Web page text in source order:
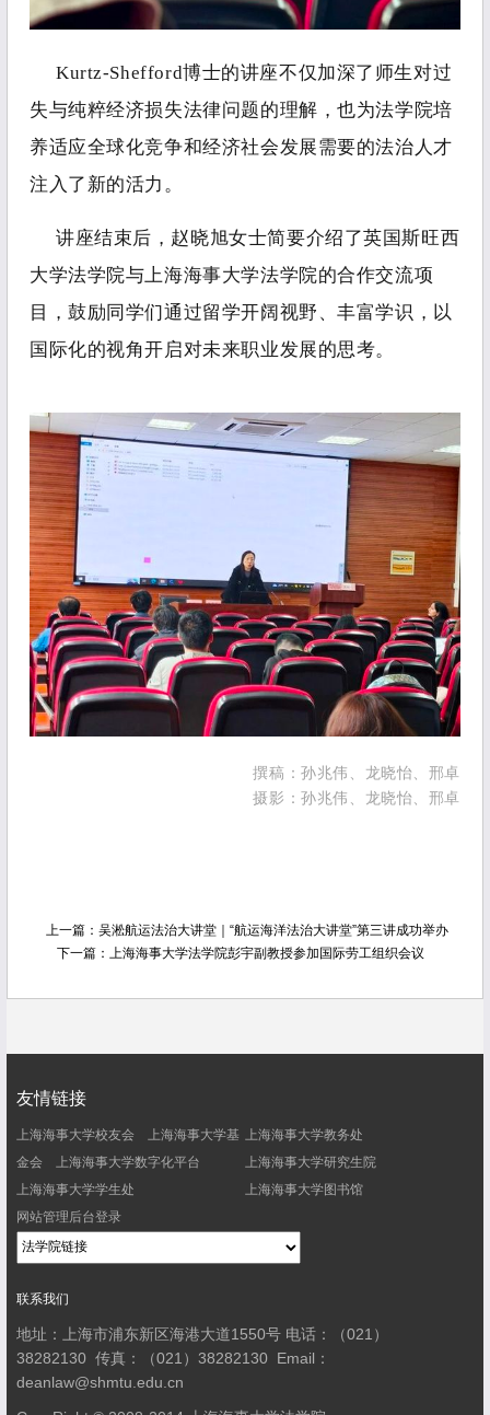
Kurtz-Shefford博士的讲座不仅加深了师生对过
失与纯粹经济损失法律问题的理解，也为法学院培
养适应全球化竞争和经济社会发展需要的法治人才
注入了新的活力。
讲座结束后，赵晓旭女士简要介绍了英国斯旺西
大学法学院与上海海事大学法学院的合作交流项
目，鼓励同学们通过留学开阔视野、丰富学识，以
国际化的视角开启对未来职业发展的思考。
撰稿：孙兆伟、龙晓怡、邢卓
摄影：孙兆伟、龙晓怡、邢卓
上一篇： 吴淞航运法治大讲堂｜“航运海洋法治大讲堂”第三讲成功举办
下一篇：
上海海事大学法学院彭宇副教授参加国际劳工组织会议
友情链接
上海海事大学校友会
上海海事大学基
金会
上海海事大学数字化平台
上海海事大学教务处
上海海事大学研究生院
上海海事大学学生处
上海海事大学图书馆
网站管理后台登录
联系我们
地址：上海市浦东新区海港大道1550号 电话：（021）
38282130 传真：（021）38282130 Email：
deanlaw@shmtu.edu.cn